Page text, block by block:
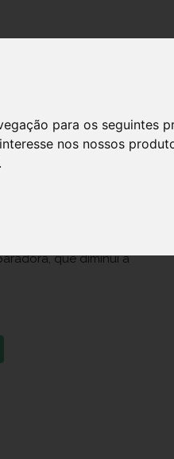
para os seguintes
nos nossos
. 75 ML
que diminui a